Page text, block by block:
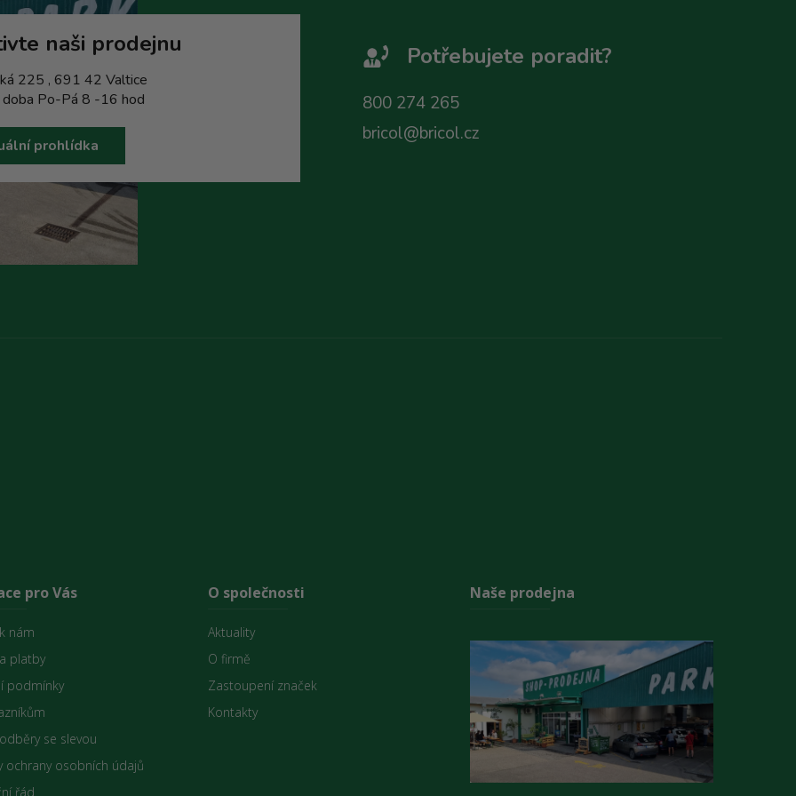
naši prodejnu
225 , 691 42 Valtice
doba Po-Pá 8 -16 hod
prohlídka
Potřebujete poradit?
800 274 265
bricol@bricol.cz
pro Vás
nám
platby
podmínky
se slevou
ochrany osobních údajů
řád
O společnosti
Aktuality
O firmě
Zastoupení značek
Kontakty
Naše prodejna